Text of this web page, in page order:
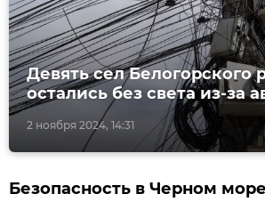
2 ноября 2024, 14:31
Девять сел Белогорского
остались без света из-за
Безопасность в Черном море